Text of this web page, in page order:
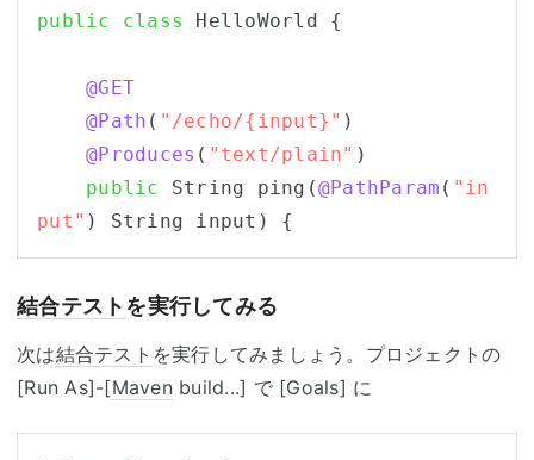
public
class HelloWorld {
@GET
@Path ( "/echo/{input}" )
@Produces ( "text/plain" )
public String ping(@PathParam ( "in
put"
結合テストを実行してみる
次は結合テスト を実行してみましょう。プロジェクトの
[Run As]-[Mavenbuild...] で [Goals] に